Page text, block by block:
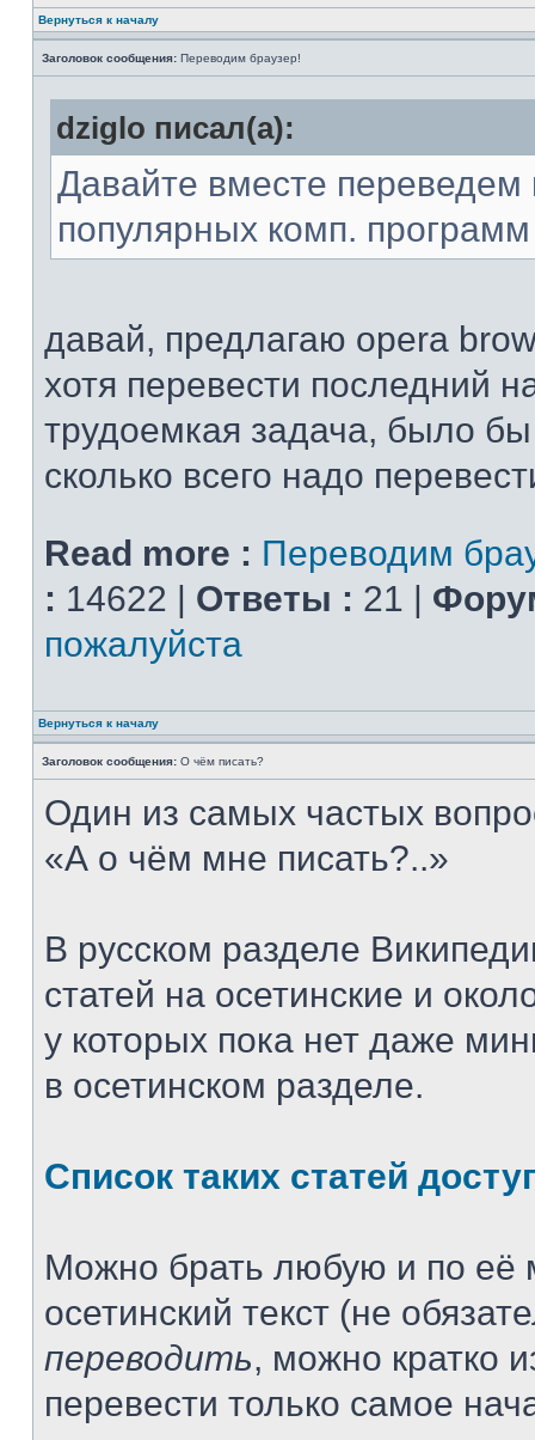
Вернуться к началу
Заголовок сообщения: Переводим браузер!
dziglo писал(а):
Давайте вместе переведем
популярных комп.
давай, предлагаю opera
хотя перевести последний
трудоемкая задача, было
сколько всего надо
Read more : Переводим
: 14622 | Ответы : 21 |
пожалуйста
Вернуться к началу
Заголовок сообщения: О чём писать?
Один из самых частых
«А о чём мне писать?..»
В русском разделе
статей на осетинские и
у которых пока нет даже
в осетинском разделе.
Список таких статей
Можно брать любую и по её
осетинский текст (не
переводить, можно кратко
перевести только самое